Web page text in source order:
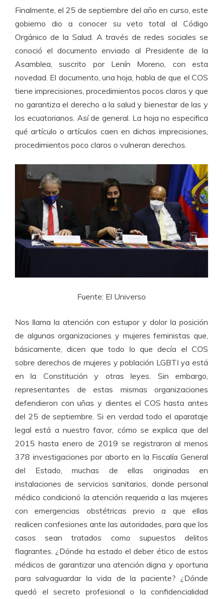
Finalmente, el 25 de septiembre del año en curso, este
gobierno dio a conocer su veto total al Código
Orgánico de la Salud. A través de redes sociales se
conoció el documento enviado al Presidente de la
Asamblea, suscrito por Lenín Moreno, con esta
novedad. El documento, una hoja, habla de que el COS
tiene imprecisiones, procedimientos pocos claros y que
no garantiza el derecho a la salud y bienestar de las y
los ecuatorianos. Así de general. La hoja no especifica
qué artículo o artículos caen en dichas imprecisiones,
procedimientos poco claros o vulneran derechos.
Fuente: El Universo
Nos llama la atención con estupor y dolor la posición
de algunas organizaciones y mujeres feministas que,
básicamente, dicen que todo lo que decía el COS
sobre derechos de mujeres y población LGBTI ya está
en la Constitución y otras leyes. Sin embargo,
representantes de estas mismas organizaciones
defendieron con uñas y dientes el COS hasta antes
del 25 de septiembre. Si en verdad todo el aparataje
legal está a nuestro favor, cómo se explica que del
2015 hasta enero de 2019 se registraron al menos
378 investigaciones por aborto en la Fiscalía General
del Estado, muchas de ellas originadas en
instalaciones de servicios sanitarios, donde personal
médico condicionó la atención requerida a las mujeres
con emergencias obstétricas previo a que ellas
realicen confesiones ante las autoridades, para que los
casos sean tratados como supuestos delitos
flagrantes. ¿Dónde ha estado el deber ético de estos
médicos de garantizar una atención digna y oportuna
para salvaguardar la vida de la paciente? ¿Dónde
quedó el secreto profesional o la confidencialidad